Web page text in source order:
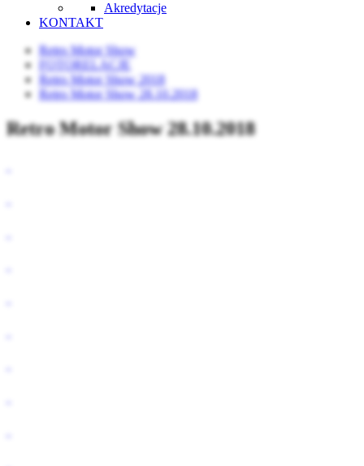
Akredytacje
KONTAKT
Retro Motor Show
FOTORELACJE
Retro Motor Show 2018
Retro Motor Show 28.10.2018
Retro Motor Show 28.10.2018